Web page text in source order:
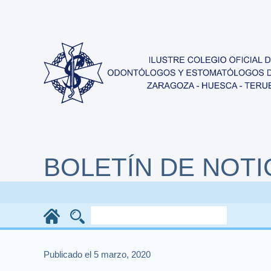
BOLETÍN DE
Publicado el 5 marzo, 2020